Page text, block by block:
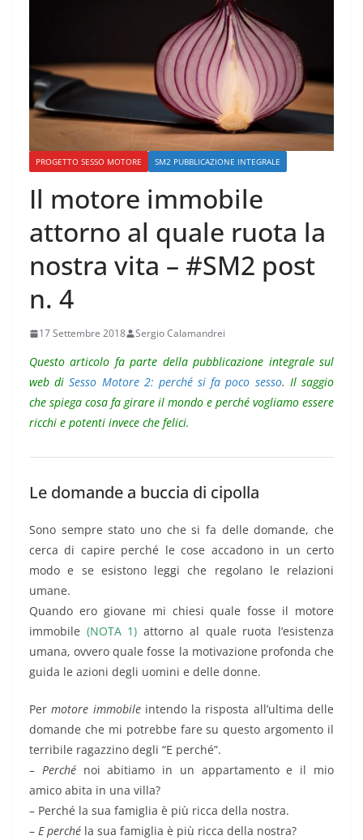
PROGETTO SESSO MOTORE SM2 PUBBLICAZIONE INTEGRALE
Il motore immobile
attorno al quale ruota la
nostra vita – #SM2 post
n. 4
17 Settembre 2018 Sergio Calamandrei
Questo articolo fa parte della pubblicazione integrale sul
web di Sesso Motore 2: perché si fa poco sesso. Il saggio
che spiega cosa fa girare il mondo e perché vogliamo essere
ricchi e potenti invece che felici.
Le domande a buccia di cipolla
Sono sempre stato uno che si fa delle domande, che
cerca di capire perché le cose accadono in un certo
modo e se esistono leggi che regolano le relazioni
umane.
Quando ero giovane mi chiesi quale fosse il motore
immobile (NOTA 1) attorno al quale ruota l’esistenza
umana, ovvero quale fosse la motivazione profonda che
guida le azioni degli uomini e delle donne.
Permotore immobileintendo la risposta all’ultima delle
domande che mi potrebbe fare su questo argomento il
terribile ragazzino degli “E perché”.
– Perchénoi abitiamo in un appartamento e il mio
amico abita in una villa?
– Perché la sua famiglia è più ricca della nostra.
– E perché la sua famiglia è più ricca della nostra?